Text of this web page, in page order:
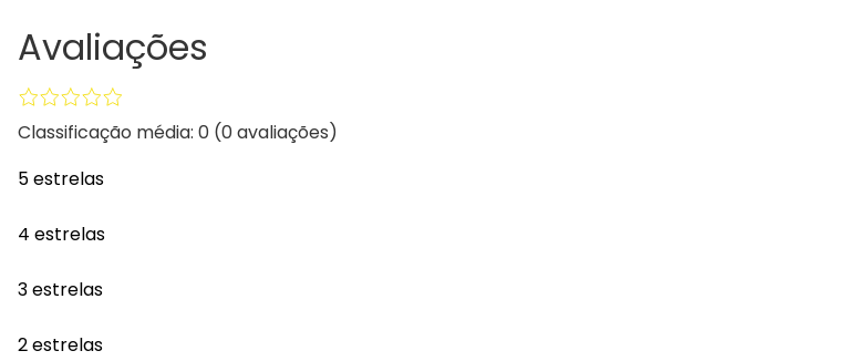
Avaliações
Classificação média: 0 (0 avaliações)
5 estrelas
4 estrelas
3 estrelas
2 estrelas